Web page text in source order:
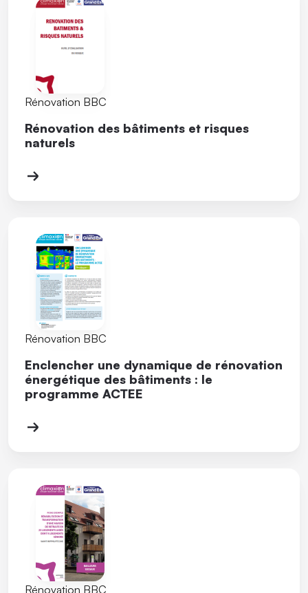
Rénovation BBC
Rénovation des bâtiments et risques
naturels
Rénovation BBC
Enclencher une dynamique de rénovation
énergétique des bâtiments : le
programme ACTEE
Rénovation BBC